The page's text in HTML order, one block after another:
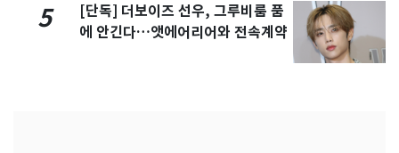
5
[단독] 더보이즈 선우, 그루비룸 품
에 안긴다…앳에어리어와 전속계약